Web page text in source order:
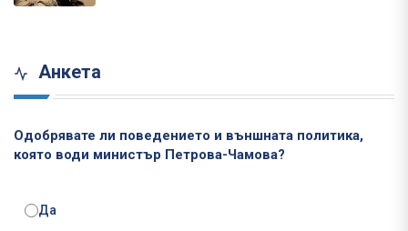
Анкета
Одобрявате ли поведението и външната политика,
която води министър Петрова-Чамова?
Да